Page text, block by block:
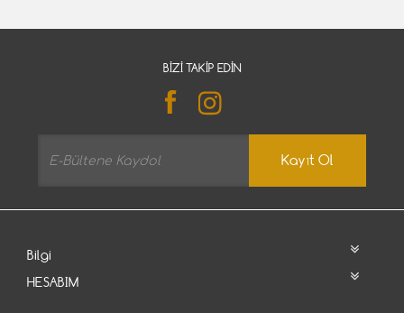
BIZI TAKIP EDIN
Kayıt Ol
Bilgi
HESABIM